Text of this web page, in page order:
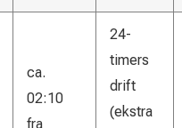
ca.
02:10
fra
24-
timers
drift
(ekstra